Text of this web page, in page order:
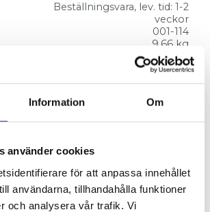
Information Om
använder cookies
för att anpassa innehållet
användarna, tillhandahålla funktioner
och analysera vår trafik. Vi
Beställningsvara, lev. tid: 1-2
veckor
001-114
9,66 kg
44 X 44. LÄTT.
11
naturanodiserat